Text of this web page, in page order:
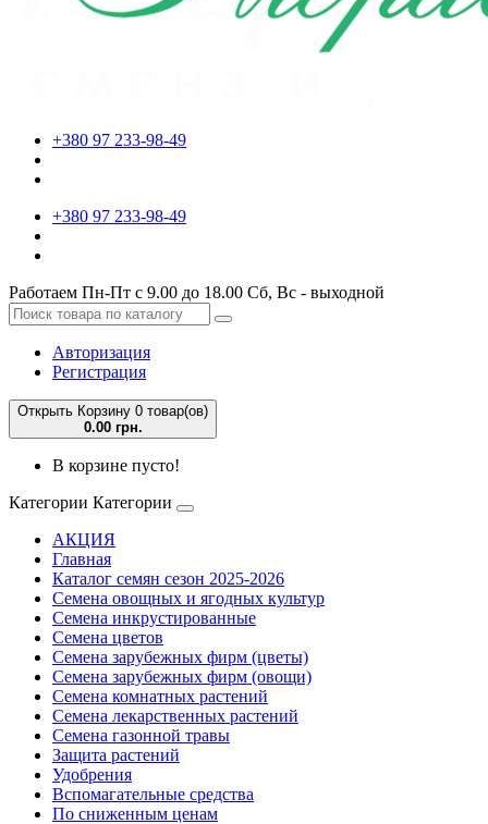
+380 97 233-98-49
+380 97 233-98-49
Работаем Пн-Пт с 9.00 до 18.00 Сб, Вс - выходной
Авторизация
Регистрация
Открыть Корзину 0 товар(ов)
0.00 грн.
В корзине пусто!
Категории Категории
АКЦИЯ
Главная
Каталог семян сезон 2025-2026
Семена овощных и ягодных культур
Семена инкрустированные
Семена цветов
Семена зарубежных фирм (цветы)
Семена зарубежных фирм (овощи)
Семена комнатных растений
Семена лекарственных растений
Семена газонной травы
Защита растений
Удобрения
Вспомагательные средства
По сниженным ценам